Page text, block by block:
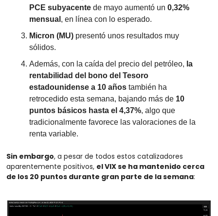
PCE subyacente de mayo aumentó un 0,32%
mensual , en línea con lo esperado.
Micron (MU) presentó unos resultados muy
sólidos.
Además, con la caída del precio del petróleo, la
rentabilidad del bono del Tesoro
estadounidense a 10 años también ha
retrocedido esta semana, bajando más de 10
puntos básicos hasta el 4,37%, algo que
tradicionalmente favorece las valoraciones de la
renta variable.
Sin embargo, a pesar de todos estos catalizadores
aparentemente positivos, el VIX se ha mantenido cerca
de los 20 puntos durante gran parte de la semana: